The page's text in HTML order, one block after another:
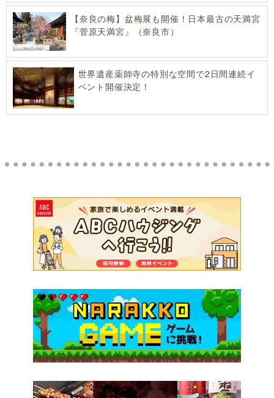
【奈良の梅】盆梅展も開催！日本最古の天満宮
『菅原天満宮』（奈良市）
世界遺産薬師寺の特別な空間で2日間連続イ
ベント開催決定！